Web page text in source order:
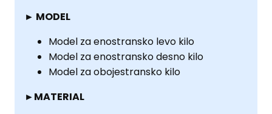
► MODEL
Model za enostransko levo kilo
Model za enostransko desno kilo
Model za obojestransko kilo
►MATERIAL